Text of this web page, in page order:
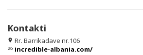
Kontakti
location_on Rr. Barrikadave nr.106
link incredible-albania.com/